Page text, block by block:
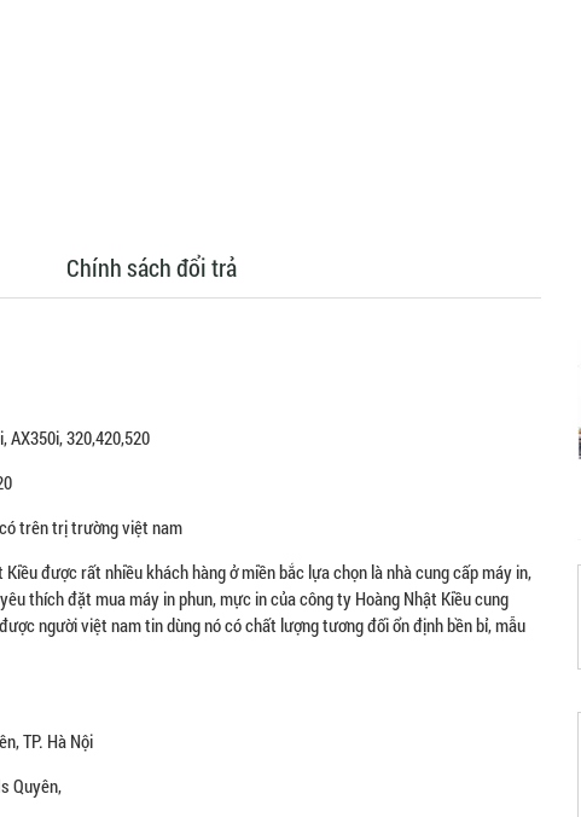
Chính sách đổi trả
AX350i, 320,420,520
trên trị trường việt nam
được rất nhiều khách hàng ở miền bắc lựa chọn là nhà cung cấp máy in,
thích đặt mua máy in phun, mực in của công ty Hoàng Nhật Kiều cung
người việt nam tin dùng nó có chất lượng tương đối ổn định bền bỉ, mẫu
TP. Hà Nội
Quyên,